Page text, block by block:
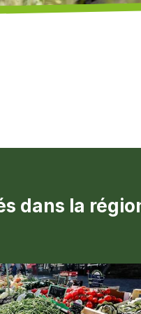
dans la